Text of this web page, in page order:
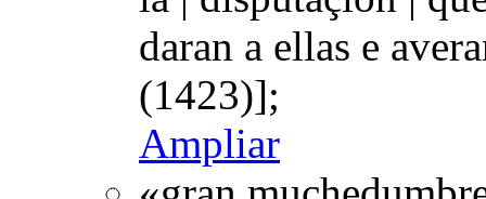
daran a ellas e
(1423)];
Ampliar